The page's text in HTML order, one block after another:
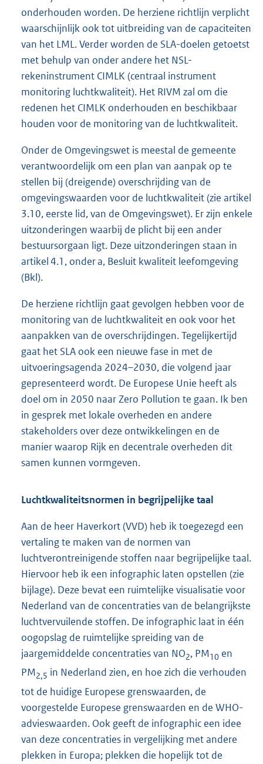
onderhouden worden. De herziene richtlijn verplicht
waarschijnlijk ook tot uitbreiding van de capaciteiten
van het LML. Verder worden de SLA-doelen getoetst
met behulp van onder andere het NSL-
rekeninstrument CIMLK (centraal instrument
monitoring luchtkwaliteit). Het RIVM zal om die
redenen het CIMLK onderhouden en beschikbaar
houden voor de monitoring van de luchtkwaliteit.
Onder de Omgevingswet is meestal de gemeente
verantwoordelijk om een plan van aanpak op te
stellen bij (dreigende) overschrijding van de
omgevingswaarden voor de luchtkwaliteit (zie artikel
3.10, eerste lid, van de Omgevingswet). Er zijn enkele
uitzonderingen waarbij de plicht bij een ander
bestuursorgaan ligt. Deze uitzonderingen staan in
artikel 4.1, onder a, Besluit kwaliteit leefomgeving
(Bkl).
De herziene richtlijn gaat gevolgen hebben voor de
monitoring van de luchtkwaliteit en ook voor het
aanpakken van de overschrijdingen. Tegelijkertijd
gaat het SLA ook een nieuwe fase in met de
uitvoeringsagenda 2024–2030, die volgend jaar
gepresenteerd wordt. De Europese Unie heeft als
doel om in 2050 naar Zero Pollution te gaan. Ik ben
in gesprek met lokale overheden en andere
stakeholders over deze ontwikkelingen en de
manier waarop Rijk en decentrale overheden dit
samen kunnen vormgeven.
Luchtkwaliteitsnormen in begrijpelijke taal
Aan de heer Haverkort (VVD) heb ik toegezegd een
vertaling te maken van de normen van
luchtverontreinigende stoffen naar begrijpelijke taal.
Hiervoor heb ik een infographic laten opstellen (zie
bijlage). Deze bevat een ruimtelijke visualisatie voor
Nederland van de concentraties van de belangrijkste
luchtvervuilende stoffen. De infographic laat in één
oogopslag de ruimtelijke spreiding van de
jaargemiddelde concentraties van NO2, PM10 en
PM2,5 in Nederland zien, en hoe zich die verhouden
tot de huidige Europese grenswaarden, de
voorgestelde Europese grenswaarden en de WHO-
advieswaarden. Ook geeft de infographic een idee
van deze concentraties in vergelijking met andere
plekken in Europa; plekken die hopelijk tot de